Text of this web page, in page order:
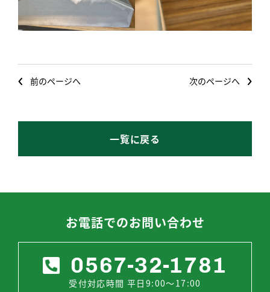
前のページへ 次のページへ
一覧に戻る
お電話でのお問い合わせ
0567-32-1781
受付対応時間 平日9:00～17:00